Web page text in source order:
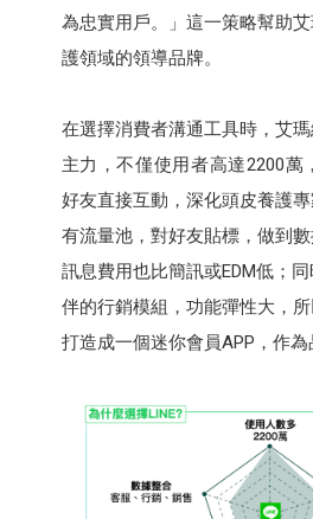
為忠實用戶。」這一策略幫助
護領域的領導品牌。
在選擇消費者溝通工具時，艾
主力，不僅使用者高達2200萬
好友直接互動，深化頭皮養護
有流量池，對好友貼標，做到
訊息費用也比簡訊或EDM低；
伴的行銷模組，功能彈性大，
打造成一個迷你會員APP，作為